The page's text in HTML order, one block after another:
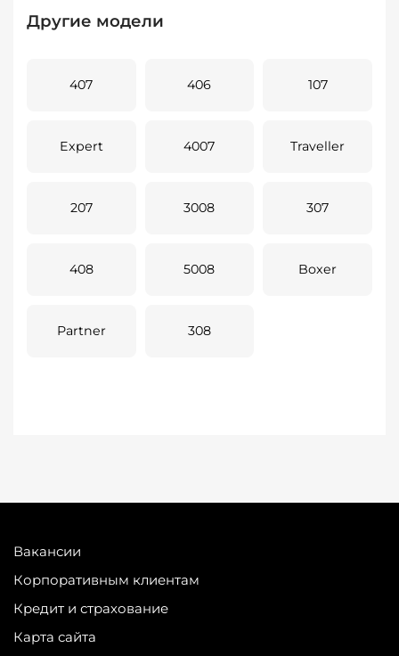
Другие модели
407 406 107
Expert 4007 Traveller
207 3008 307
408 5008 Boxer
Partner 308
Вакансии
Корпоративным клиентам
Кредит и страхование
Карта сайта